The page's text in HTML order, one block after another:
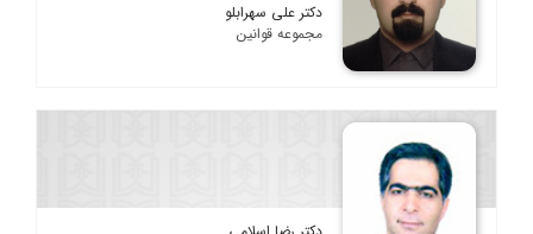
دکتر علی سهرابلو
مجموعه قوانین